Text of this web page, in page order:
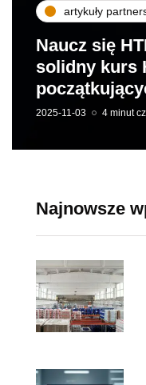
artykuły
Naucz się
solidny kurs
2025-11-03 4 minut
Najnowsze